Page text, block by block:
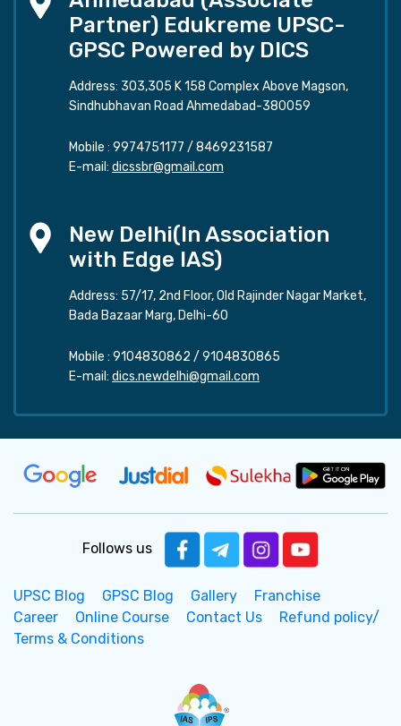
Partner) Edukreme UPSC-
GPSC Powered by DICS
Address: 303,305 K 158 Complex Above Magson,
Sindhubhavan Road Ahmedabad-380059
Mobile : 9974751177 / 8469231587
E-mail: dicssbr@gmail.com
New Delhi(In Association
with Edge IAS)
Address: 57/17, 2nd Floor, Old Rajinder Nagar Market,
Bada Bazaar Marg, Delhi-60
Mobile : 9104830862 / 9104830865
E-mail: dics.newdelhi@gmail.com
Follows us
UPSC Blog GPSC Blog Gallery
Franchise
Career
Online Course Contact Us
Refund policy/
Terms & Conditions